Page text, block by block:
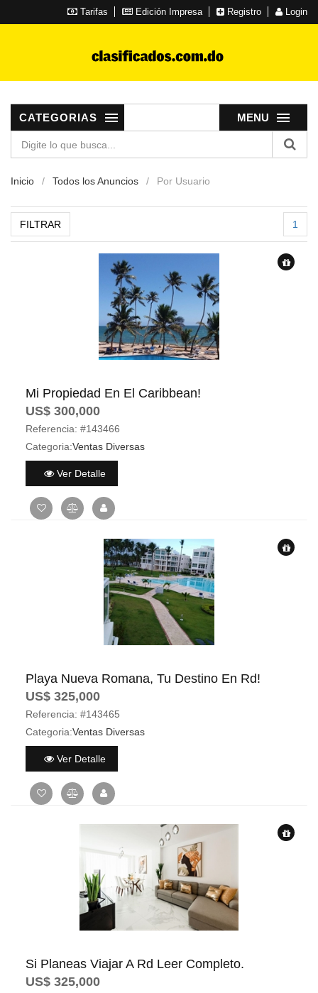
Tarifas Edición Impresa Registro Login
MENU
CATEGORIAS
Inicio Todos los Anuncios Por Usuario
FILTRAR 1
Mi Propiedad En El Caribbean!
US$ 300,000
Referencia: #143466
Categoria:Ventas Diversas
Ver Detalle
Playa Nueva Romana, Tu Destino En Rd!
US$ 325,000
Referencia: #143465
Categoria:Ventas Diversas
Ver Detalle
Si Planeas Viajar A Rd Leer Completo.
US$ 325,000